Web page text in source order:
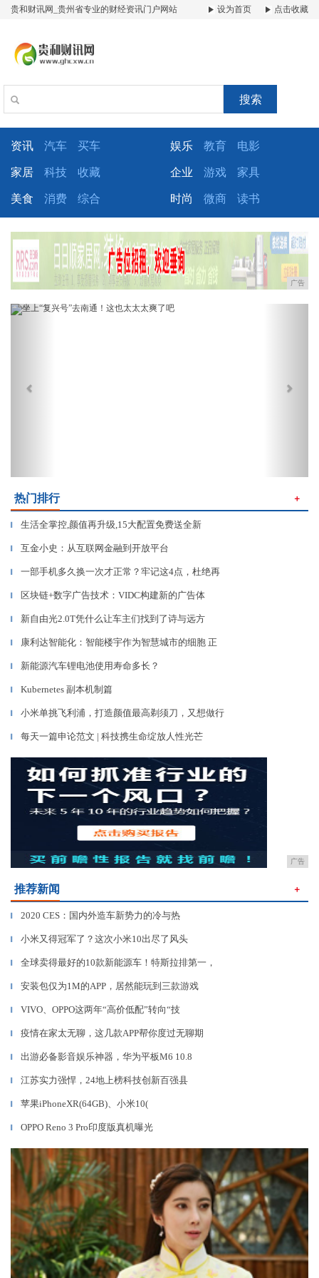
贵和财讯网_贵州省专业的财经资讯门户网站 设为首页 点击收藏
搜索
资讯 汽车 买车 娱乐 教育 电影
家居 科技 收藏 企业 游戏 家具
美食 消费 综合 时尚 微商 读书
广告
Previous
热门排行 ＋
▎ 生活全掌控,颜值再升级,15大配置免费送全新
▎ 互金小史：从互联网金融到开放平台
▎ 一部手机多久换一次才正常？牢记这4点，杜绝再
▎ 区块链+数字广告技术：VIDC构建新的广告体
▎ 新自由光2.0T凭什么让车主们找到了诗与远方
▎ 康利达智能化：智能楼宇作为智慧城市的细胞 正
▎ 新能源汽车锂电池使用寿命多长？
▎ Kubernetes 副本机制篇
▎ 小米单挑飞利浦，打造颜值最高剃须刀，又想做行
▎ 每天一篇申论范文 | 科技携生命绽放人性光芒
广告
推荐新闻 ＋
▎ 2020 CES：国内外造车新势力的冷与热
▎ 小米又得冠军了？这次小米10出尽了风头
▎ 全球卖得最好的10款新能源车！特斯拉排第一，
▎ 安装包仅为1M的APP，居然能玩到三款游戏
▎ VIVO、OPPO这两年“高价低配”转向“技
▎ 疫情在家太无聊，这几款APP帮你度过无聊期
▎ 出游必备影音娱乐神器，华为平板M6 10.8
▎ 江苏实力强悍，24地上榜科技创新百强县
▎ 苹果iPhoneXR(64GB)、小米10(
▎ OPPO Reno 3 Pro印度版真机曝光